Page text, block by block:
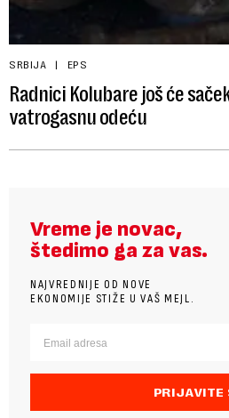
SRBIJA EPS
Radnici Kolubare još će
vatrogasnu odeću
Vreme je novac,
štedimo ga za vas.
NAJVREDNIJE OD NOVE
EKONOMIJE STIŽE U VAŠ MEJL.
PRIJAVITE